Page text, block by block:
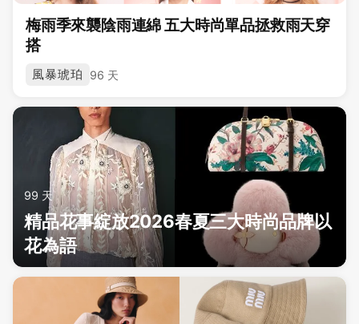
梅雨季來襲陰雨連綿 五大時尚單品拯救雨天穿
搭
風暴琥珀 96 天
99 天
精品花事綻放2026春夏三大時尚品牌以
花為語